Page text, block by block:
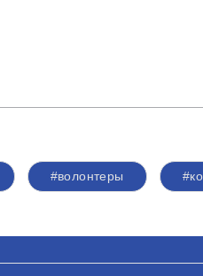
#волонтеры